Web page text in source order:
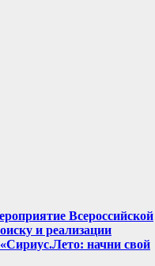
Всероссийской
и реализации
начни свой